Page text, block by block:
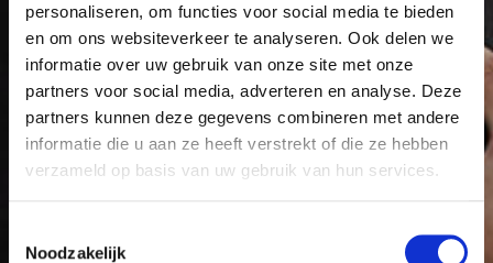
personaliseren, om functies voor social media te bieden
en om ons websiteverkeer te analyseren. Ook delen we
informatie over uw gebruik van onze site met onze
partners voor social media, adverteren en analyse. Deze
partners kunnen deze gegevens combineren met andere
informatie die u aan ze heeft verstrekt of die ze hebben
verzameld op basis van uw gebruik van hun services.
Noodzakelijk